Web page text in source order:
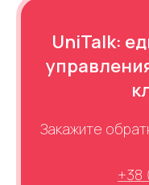
UniTalk:
Закажите
+38